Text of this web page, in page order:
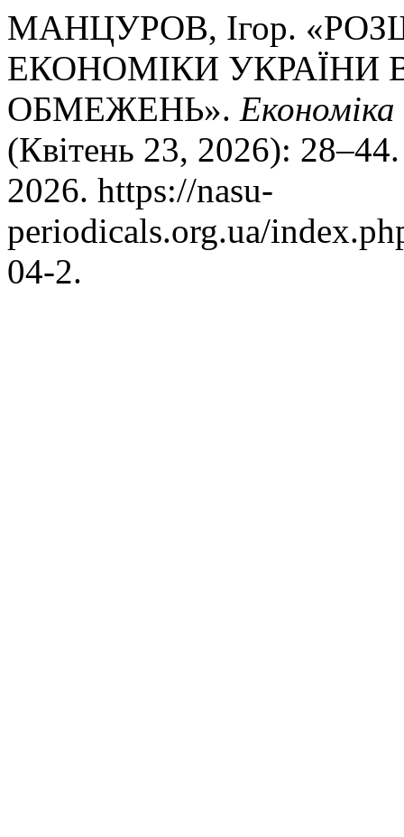
МАНЦУРОВ, Ігор.
ЕКОНОМІКИ
ОБМЕЖЕНЬ».
(Квітень 23, 2026):
2026. https://nasu-
periodicals.org.ua/
04-2.